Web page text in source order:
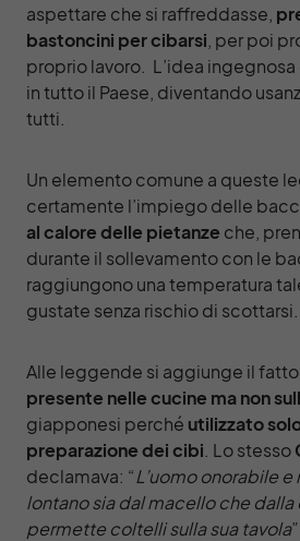
aspettare che si raffreddasse,
bastoncini per cibarsi , per poi
proprio lavoro. L’idea
in tutto il Paese, diventando
tutti.
Un elemento comune a queste
certamente l’impiego delle
al calore delle pietanze che,
durante il sollevamento con le
raggiungono una temperatura
gustate senza rischio di scottarsi.
Alle leggende si aggiunge il
presente nelle cucine ma non
giapponesi perché utilizzato
preparazione dei cibi . Lo stesso
declamava: “L’uomo onorabile
lontano sia dal macello che dalla
permette coltelli sulla sua tavola”.